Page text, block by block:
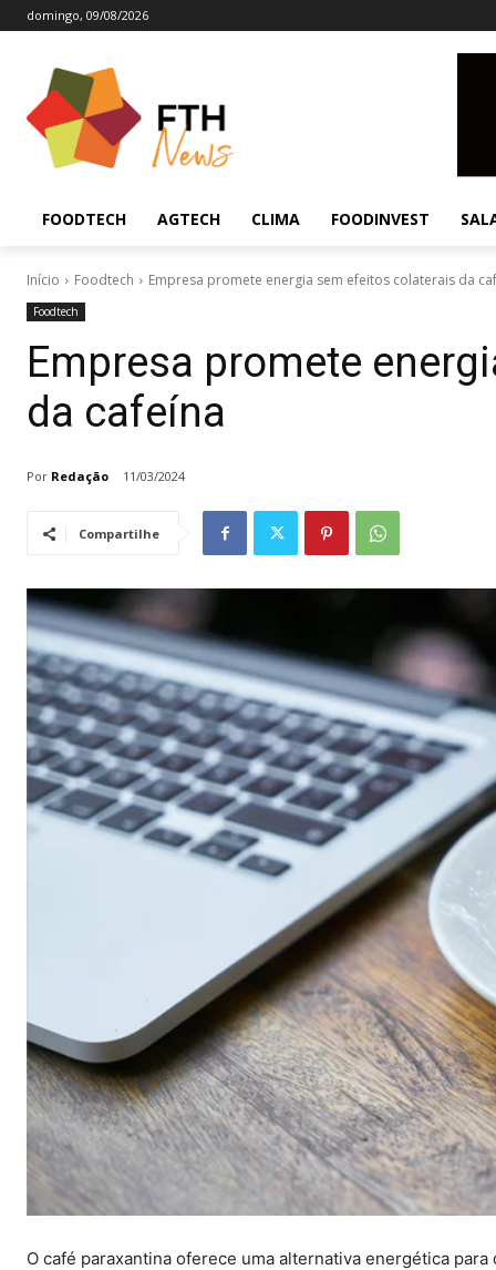
domingo, 09/08/2026
FOODTECH AGTECH CLIMA FOODINVEST
Início Foodtech Empresa promete energia sem efeitos colaterais da
Foodtech
Empresa promete
da cafeína
Por Redação 11/03/2024
Compartilhe
O café paraxantina oferece uma alternativa energética